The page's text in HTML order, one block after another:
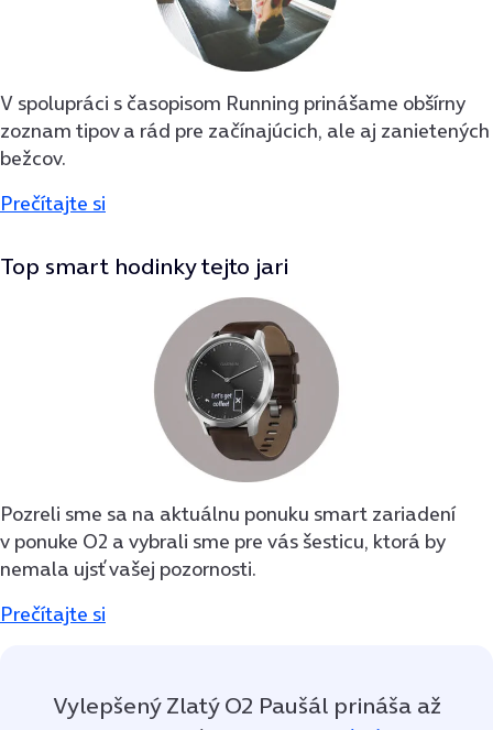
V spolupráci s časopisom Running prinášame obšírny
zoznam tipov a rád pre začínajúcich, ale aj zanietených
bežcov.
Prečítajte si
Top smart hodinky tejto jari
Pozreli sme sa na aktuálnu ponuku smart zariadení
v ponuke O2 a vybrali sme pre vás šesticu, ktorá by
nemala ujsť vašej pozornosti.
Prečítajte si
Vylepšený Zlatý O2 Paušál prináša až